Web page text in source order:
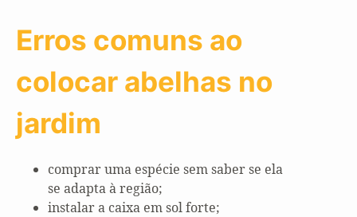
Erros comuns ao
colocar abelhas no
jardim
comprar uma espécie sem saber se ela
se adapta à região;
instalar a caixa em sol forte;